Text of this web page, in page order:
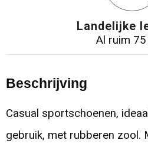
Landelijke
Al ruim
Beschrijving
Casual sportschoenen,
gebruik, met rubberen zool.